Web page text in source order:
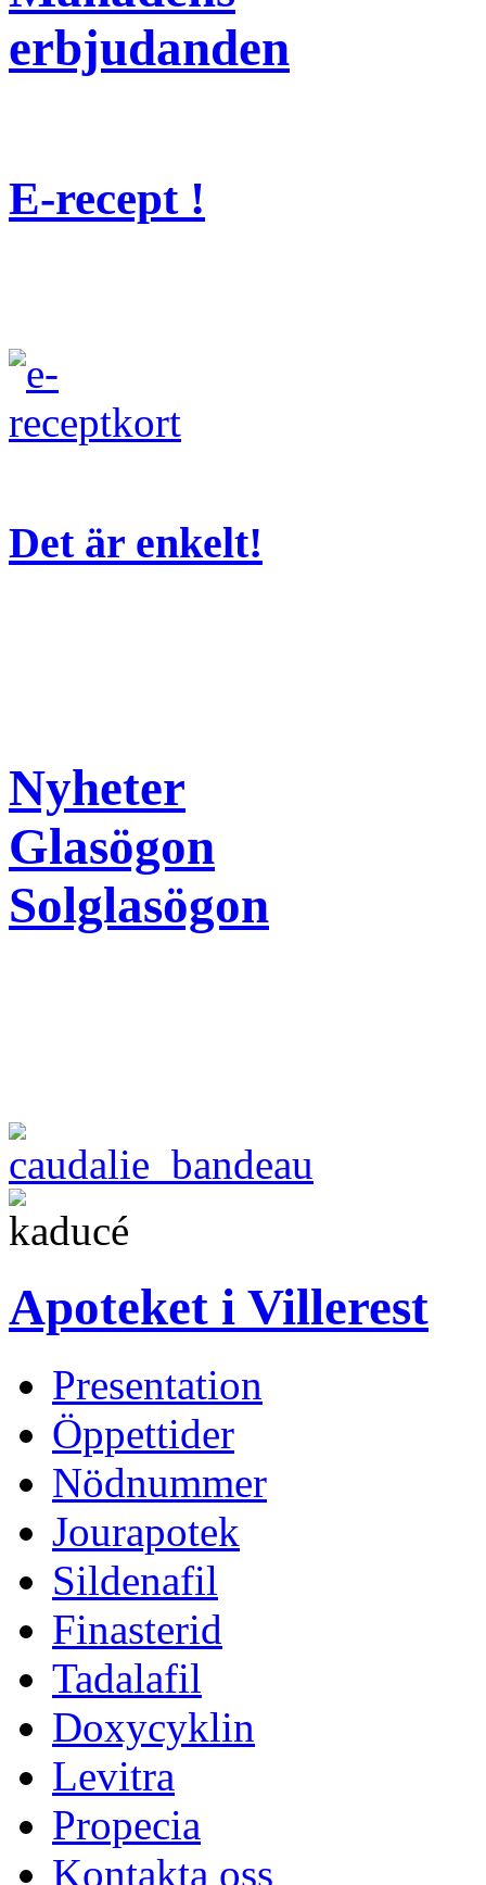
erbjudanden
E-recept !
Det är enkelt!
Nyheter
Glasögon
Solglasögon
Apoteket i Villerest
Presentation
Öppettider
Nödnummer
Jourapotek
Sildenafil
Finasterid
Tadalafil
Doxycyklin
Levitra
Propecia
Kontakta oss